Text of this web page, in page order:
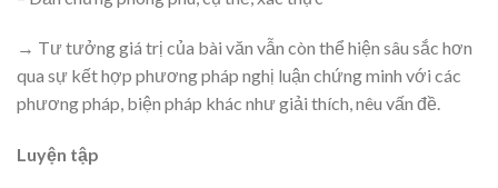
→ Tư tưởng giá trị của bài văn vẫn còn thể hiện sâu sắc hơn
qua sự kết hợp phương pháp nghị luận chứng minh với các
phương pháp, biện pháp khác như giải thích, nêu vấn đề.
Luyện tập